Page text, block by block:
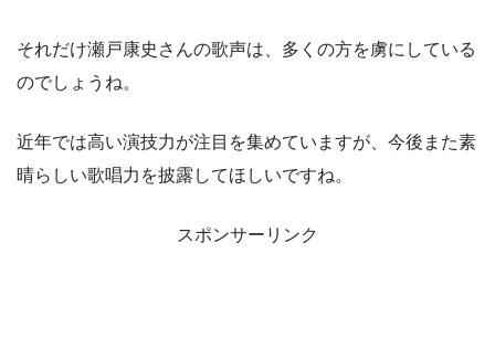
それだけ瀬戸康史さんの歌声は、多くの方を虜にしている
のでしょうね。
近年では高い演技力が注目を集めていますが、今後また素
晴らしい歌唱力を披露してほしいですね。
スポンサーリンク